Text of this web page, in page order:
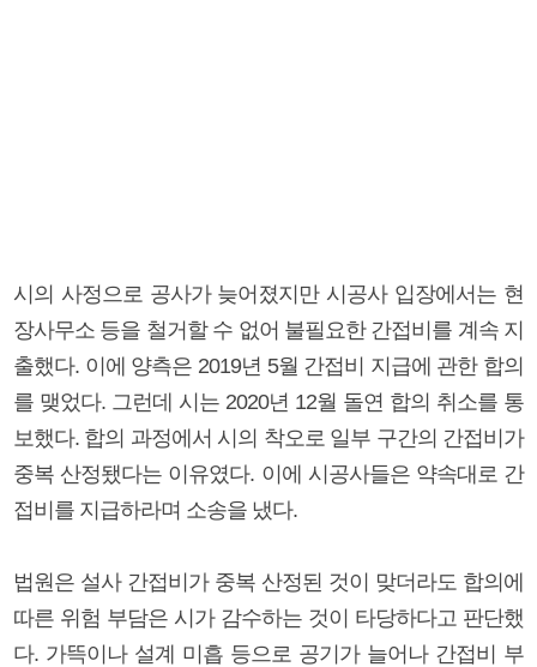
시의 사정으로 공사가 늦어졌지만 시공사 입장에서는 현
장사무소 등을 철거할 수 없어 불필요한 간접비를 계속 지
출했다. 이에 양측은 2019년 5월 간접비 지급에 관한 합의
를 맺었다. 그런데 시는 2020년 12월 돌연 합의 취소를 통
보했다. 합의 과정에서 시의 착오로 일부 구간의 간접비가
중복 산정됐다는 이유였다. 이에 시공사들은 약속대로 간
접비를 지급하라며 소송을 냈다.
법원은 설사 간접비가 중복 산정된 것이 맞더라도 합의에
따른 위험 부담은 시가 감수하는 것이 타당하다고 판단했
다. 가뜩이나 설계 미흡 등으로 공기가 늘어나 간접비 부